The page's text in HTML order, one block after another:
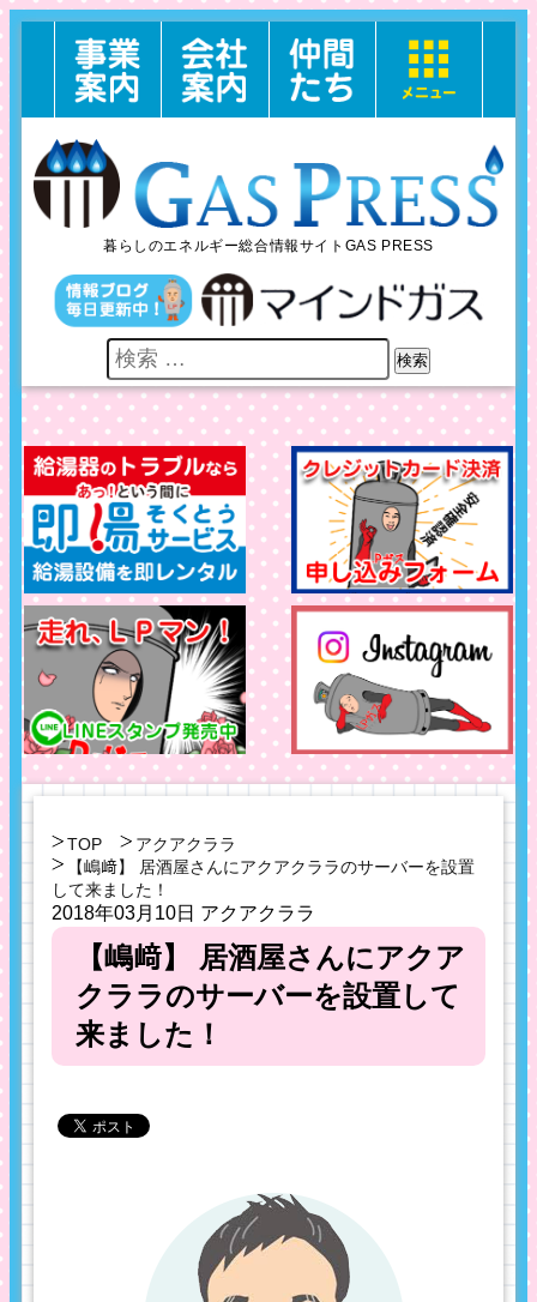
暮らしのエネルギー総合情報サイトGAS PRESS
検索
TOP
アクアクララ
【嶋﨑】 居酒屋さんにアクアクララのサーバーを設置
して来ました！
2018年03月10日 アクアクララ
【嶋﨑】 居酒屋さんにアクア
クララのサーバーを設置して
来ました！